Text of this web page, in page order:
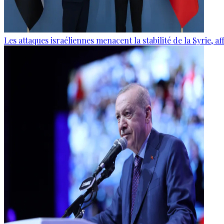
Les attaques israéliennes menacent la stabilité de la Syrie,